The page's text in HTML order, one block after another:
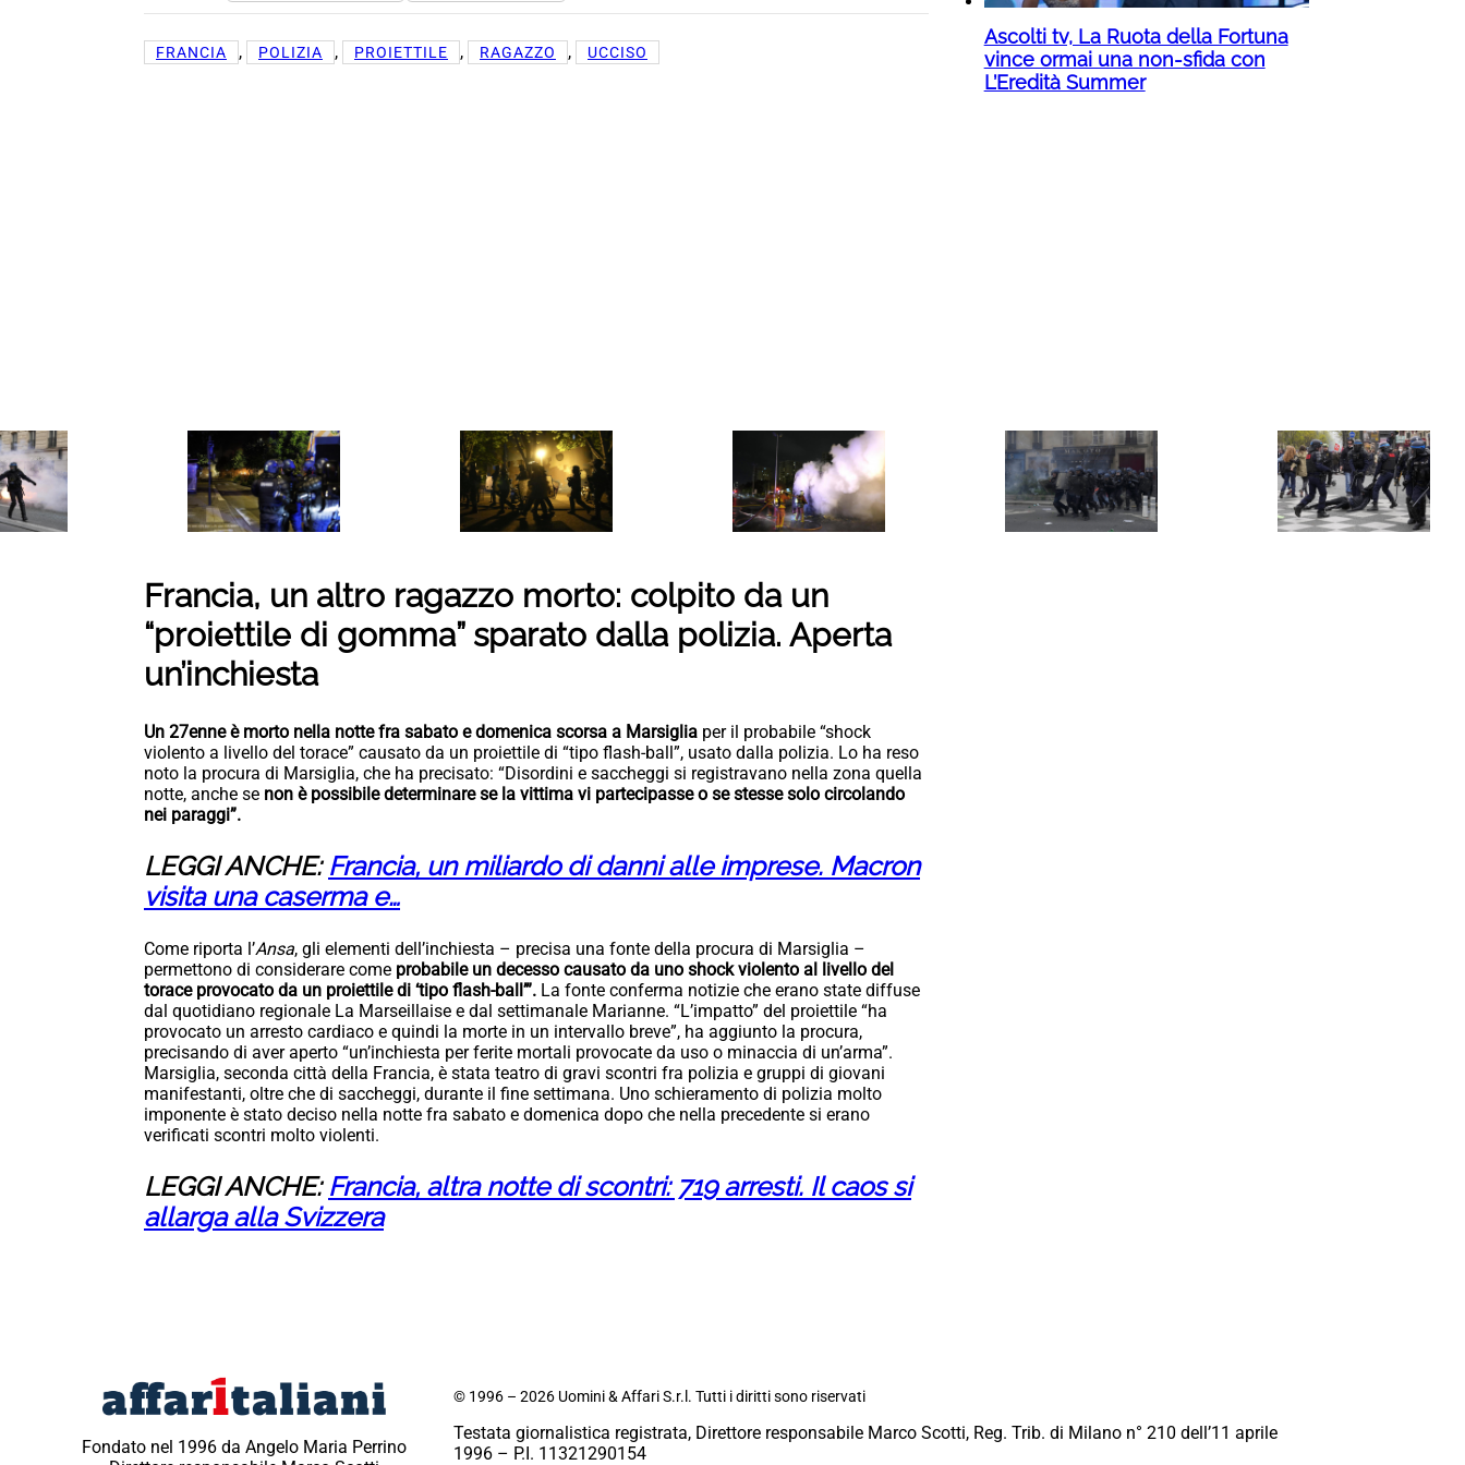
FRANCIA , POLIZIA , PROIETTILE , RAGAZZO , UCCISO
Francia, un altro ragazzo morto: colpito da un
“proiettile di gomma” sparato dalla polizia. Aperta
un’inchiesta
Un 27enne è morto nella notte fra sabato e domenica scorsa a Marsiglia per il probabile “shock
violento a livello del torace” causato da un proiettile di “tipo flash-ball”, usato dalla polizia. Lo ha reso
noto la procura di Marsiglia, che ha precisato: “Disordini e saccheggi si registravano nella zona quella
notte, anche se non è possibile determinare se la vittima vi partecipasse o se stesse solo circolando
nei paraggi”.
LEGGI ANCHE: Francia, un miliardo di danni alle imprese. Macron
visita una caserma e…
Come riporta l’Ansa, gli elementi dell’inchiesta – precisa una fonte della procura di Marsiglia –
permettono di considerare come probabile un decesso causato da uno shock violento al livello del
torace provocato da un proiettile di ‘tipo flash-ball’”. La fonte conferma notizie che erano state diffuse
dal quotidiano regionale La Marseillaise e dal settimanale Marianne. “L’impatto” del proiettile “ha
provocato un arresto cardiaco e quindi la morte in un intervallo breve”, ha aggiunto la procura,
precisando di aver aperto “un’inchiesta per ferite mortali provocate da uso o minaccia di un’arma”.
Marsiglia, seconda città della Francia, è stata teatro di gravi scontri fra polizia e gruppi di giovani
manifestanti, oltre che di saccheggi, durante il fine settimana. Uno schieramento di polizia molto
imponente è stato deciso nella notte fra sabato e domenica dopo che nella precedente si erano
verificati scontri molto violenti.
LEGGI ANCHE: Francia, altra notte di scontri: 719 arresti. Il caos si
allarga alla Svizzera
Ascolti tv, La Ruota della Fortuna
vince ormai una non-sfida con
L’Eredità Summer
Fondato nel 1996 da Angelo Maria Perrino
© 1996 – 2026 Uomini & Affari S.r.l. Tutti i diritti sono riservati
Testata giornalistica registrata, Direttore responsabile Marco Scotti, Reg. Trib. di Milano n° 210 dell’11 aprile
1996 – P.I. 11321290154